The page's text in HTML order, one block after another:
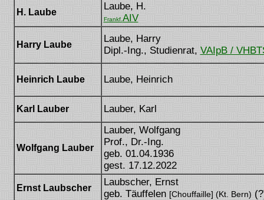
H. Laube
Laube, H.
Frankf. AIV
Harry Laube
Laube, Harry
Dipl.-Ing., Studienrat, VAIpB /
Heinrich Laube Laube, Heinrich
Karl Lauber Lauber, Karl
Wolfgang Lauber
Lauber, Wolfgang
Prof., Dr.-Ing.
geb. 01.04.1936
gest. 17.12.2022
Ernst Laubscher
Laubscher, Ernst
geb. Täuffelen [Chouffaille] (Kt. Bern)